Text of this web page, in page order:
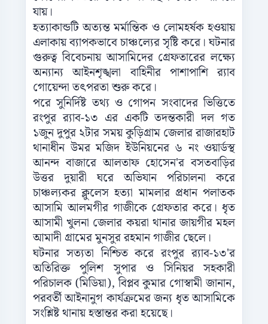
যায়।
হত্যাকান্ডটি অত্যন্ত মর্মান্তিক ও লোমহর্ষক হওয়ায়
এলাকায় ব্যাপকভাবে চাঞ্চল্যের সৃষ্টি করে। ঘটনার
গুরুত্ব বিবেচনায় আসামিদের গ্রেফতারের লক্ষ্যে
অন্যান্য আইনশৃঙ্খলা বাহিনীর পাশাপাশি র‍্যাব
গোয়েন্দা তৎপরতা শুরু করে।
পরে সুনির্দিষ্ট তথ্য ও গোপন সংবাদের ভিত্তিতে
রংপুর র‍্যাব-১৩ এর একটি তদন্তকারী দল গত
১জুন দুপুর ২টার সময় কুড়িগ্রাম জেলার রাজারহাট
থানাধীন উমর মজিদ ইউনিয়নের ৬ নং ওয়ার্ডস্থ
আনন্দ বাজারে আলতাফ হোসেন'র বসতবাড়ির
উত্তর দুয়ারী ঘরে অভিযান পরিচালনা করে
চাঞ্চল্যকর ক্লুলেস হত্যা মামলার প্রধান পলাতক
আসামি আলমগীর গাজীকে গ্রেফতার করে। ধৃত
আসামী খুলনা জেলার কয়রা থানার জায়গীর মহল
আমাদী গ্রামের মুনসুর রহমান গাজীর ছেলে।
ঘটনার সত্যতা নিশ্চিত করে রংপুর র‍্যাব-১৩'র
অতিরিক্ত পুলিশ সুপার ও সিনিয়র সহকারী
পরিচালক (মিডিয়া), বিপ্লব কুমার গোস্বামী জানান,
পরবর্তী আইনানুগ কার্যক্রমের জন্য ধৃত আসামিকে
সংশ্লিষ্ট থানায় হস্তান্তর করা হয়েছে।